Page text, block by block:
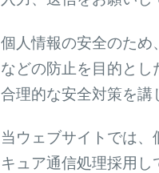
個人情報の安全のため
などの防止を目的と
合理的な安全対策を講
当ウェブサイトでは
キュア通信処理採用